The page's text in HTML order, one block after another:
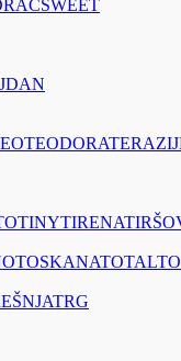
SWEET
TEODORA
TINYTIRENA
TOSKANATOTAL
TRG